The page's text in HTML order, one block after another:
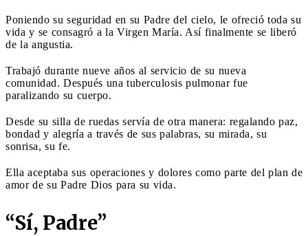
Poniendo su seguridad en su Padre del cielo, le ofreció toda su
vida y se consagró a la Virgen María. Así finalmente se liberó
de la angustia.
Trabajó durante nueve años al servicio de su nueva
comunidad. Después una tuberculosis pulmonar fue
paralizando su cuerpo.
Desde su silla de ruedas servía de otra manera: regalando paz,
bondad y alegría a través de sus palabras, su mirada, su
sonrisa, su fe.
Ella aceptaba sus operaciones y dolores como parte del plan de
amor de su Padre Dios para su vida.
“Sí, Padre”